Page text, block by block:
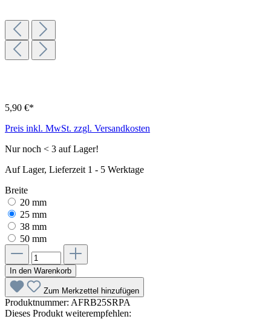
5,90 €*
Preis inkl. MwSt. zzgl. Versandkosten
Nur noch < 3 auf Lager!
Auf Lager, Lieferzeit 1 - 5 Werktage
Breite
20 mm
25 mm
38 mm
50 mm
In den Warenkorb
Zum Merkzettel hinzufügen
Produktnummer: AFRB25SRPA
Dieses Produkt weiterempfehlen: